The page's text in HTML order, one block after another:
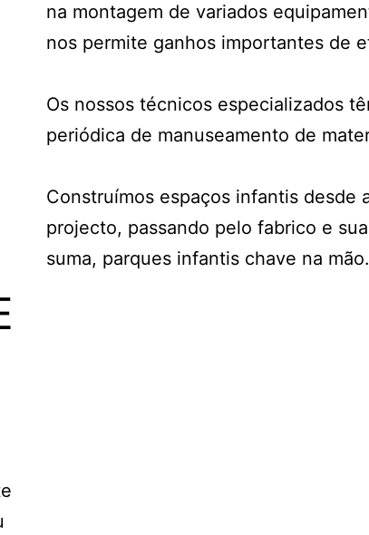
na montagem de variados
nos permite ganhos importantes de
Os nossos técnicos especializados
periódica de manuseamento de
Construímos espaços infantis desde
projecto, passando pelo fabrico e
suma, parques infantis chave na mão.